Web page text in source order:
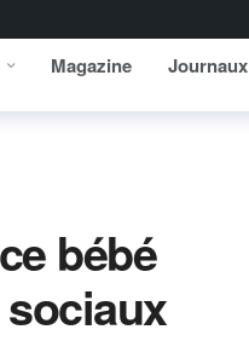
Magazine Journaux
bébé